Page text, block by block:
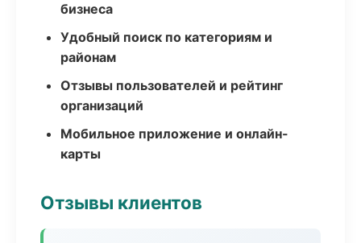
бизнеса
Удобный поиск по категориям и
районам
Отзывы пользователей и рейтинг
организаций
Мобильное приложение и онлайн-
карты
Отзывы клиентов